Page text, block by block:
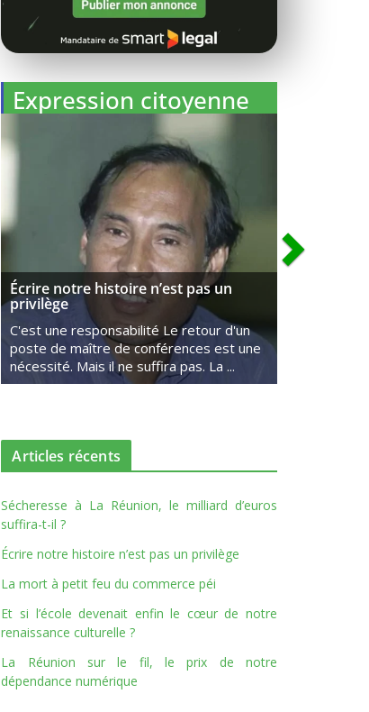
Expression citoyenne
Écrire notre histoire n’est pas un
privilège
C'est une responsabilité Le retour d'un
poste de maître de conférences est une
nécessité. Mais il ne suffira pas. La ...
Articles récents
Sécheresse à La Réunion, le milliard d’euros
suffira-t-il ?
Écrire notre histoire n’est pas un privilège
La mort à petit feu du commerce péi
Et si l’école devenait enfin le cœur de notre
renaissance culturelle ?
La Réunion sur le fil, le prix de notre
dépendance numérique